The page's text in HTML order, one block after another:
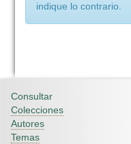
indique lo contrario.
Consultar
Colecciones
Autores
Temas